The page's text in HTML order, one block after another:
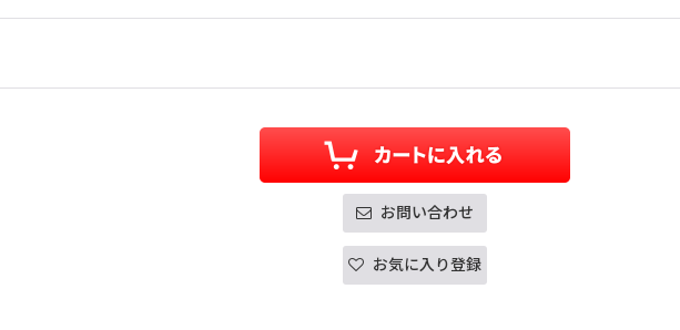
お問い合わせ
お気に入り登録